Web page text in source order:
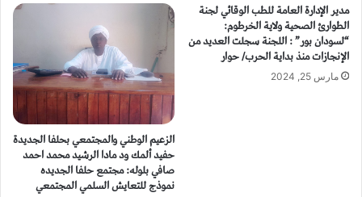
مدير الإدارة العامة للطب الوقائي لجنة
الطوارئ الصحية ولاية الخرطوم:
“لسودان بور” : اللجنة سجلت العديد من
الإنجازات منذ بداية الحرب/ حوار
مارس 25, 2024
الزعيم الوطني والمجتمعي بحلفا الجديدة
حفيد ألمك ود مادا الرشيد محمد احمد
صافي بلوله: مجتمع حلفا الجديده
نموذج للتعايش السلمي المجتمعي